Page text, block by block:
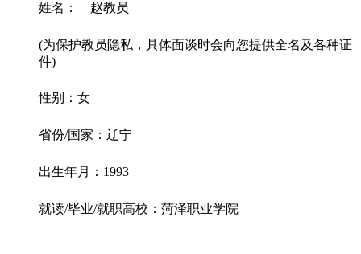
姓名： 赵教员
(为保护教员隐私，具体面谈时会向您提供全名及各种证
件)
性别：女
省份/国家：辽宁
出生年月：1993
就读/毕业/就职高校：菏泽职业学院